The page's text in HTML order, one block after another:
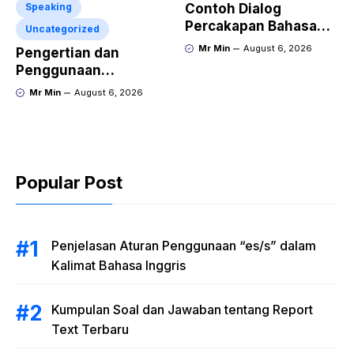
Speaking
Uncategorized
Pengertian dan
Penggunaan
“Expressing Certainty
Mr Min August 6, 2026
Contoh Dialog
Percakapan Bahasa
Inggris tentang
Mr Min August 6, 2026
Popular Post
Penjelasan Aturan Penggunaan “es/s” dalam
Kalimat Bahasa Inggris
Kumpulan Soal dan Jawaban tentang Report
Text Terbaru